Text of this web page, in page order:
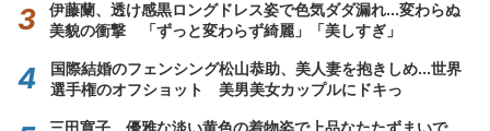
伊藤蘭、透け感黒ロングドレス姿で色気ダダ漏れ...変わらぬ
美貌の衝撃 「ずっと変わらず綺麗」「美しすぎ」
国際結婚のフェンシング松山恭助、美人妻を抱きしめ...世界
選手権のオフショット 美男美女カップルにドキっ
三田寛子、優雅な淡い黄色の着物姿で上品なたたずまいで